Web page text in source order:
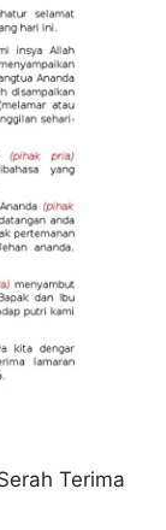
Terima